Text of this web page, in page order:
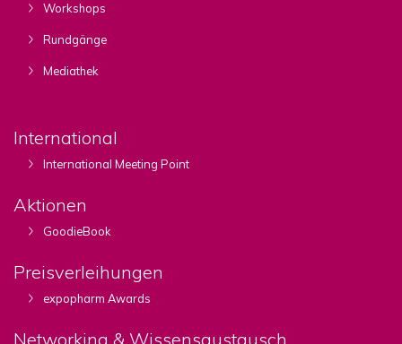
Workshops
Rundgänge
Mediathek
International
International Meeting Point
Aktionen
GoodieBook
Preisverleihungen
expopharm Awards
Networking & Wissensaustausch